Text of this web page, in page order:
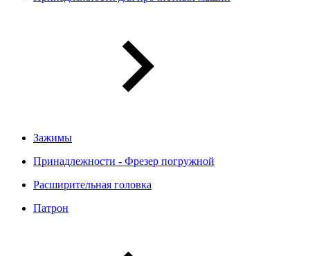
Зажимы
Принадлежности - Фрезер погружной
Расширительная головка
Патрон